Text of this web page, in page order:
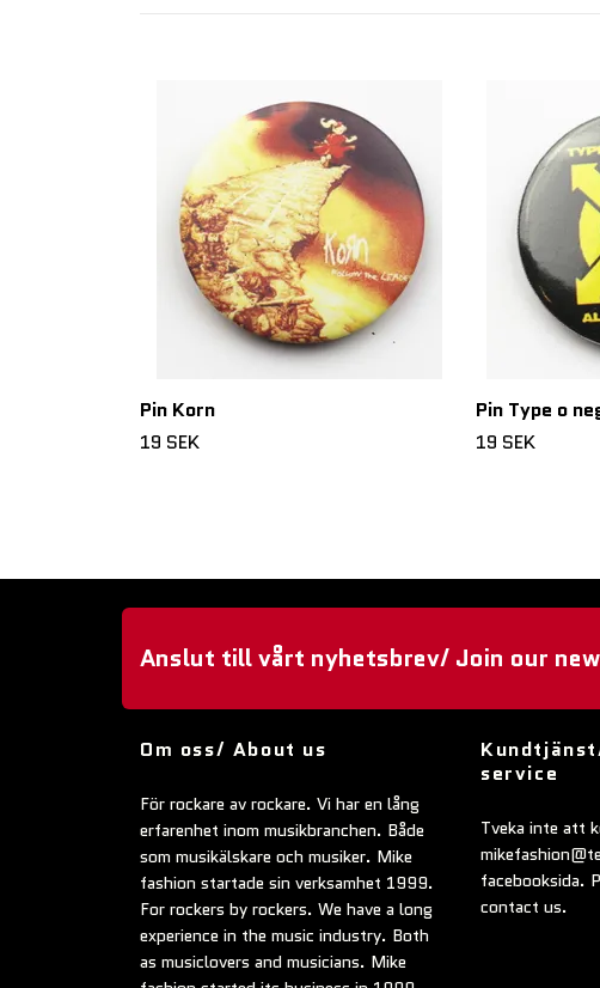
Pin Korn
19 SEK
Pin Type o
19 SEK
Anslut till vårt nyhetsbrev/ Join our
Om oss/ About us
För rockare av rockare. Vi har en lång
erfarenhet inom musikbranchen. Både
som musikälskare och musiker. Mike
fashion startade sin verksamhet 1999.
For rockers by rockers. We have a long
experience in the music industry. Both
as musiclovers and musicians. Mike
service
Tveka inte att
facebooksida.
contact us.